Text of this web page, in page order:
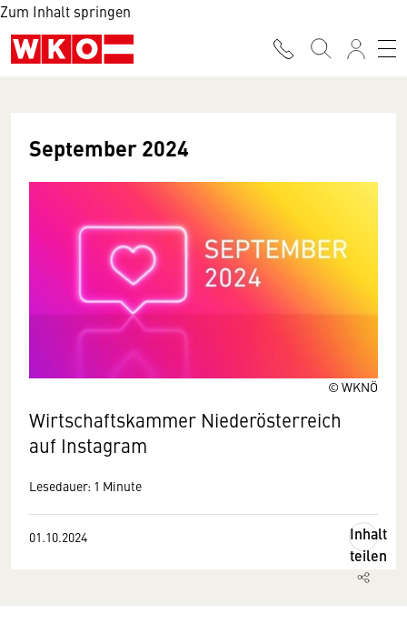
Zum Inhalt springen
© WKNÖ
September 2024
Wirtschaftskammer Niederösterreich
auf Instagram
Lesedauer: 1 Minute
01.10.2024
Inhalt
teilen